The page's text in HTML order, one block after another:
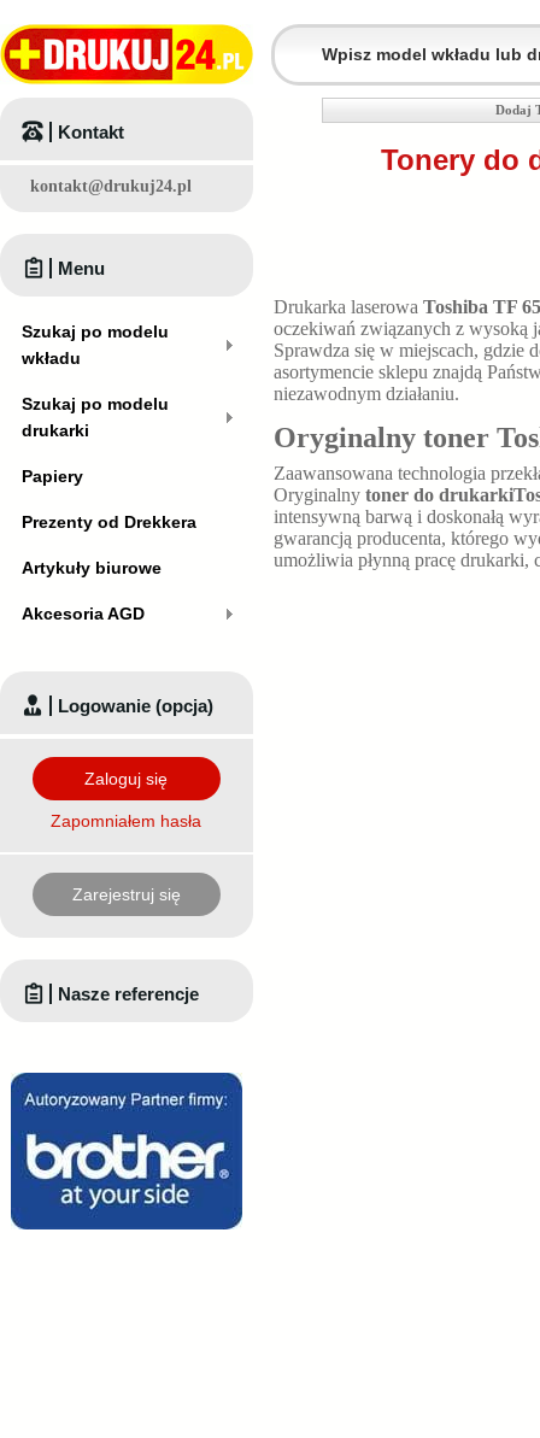
Dodaj
Tonery do
Drukarka laserowa Toshiba TF
oczekiwań związanych z wysoką
Sprawdza się w miejscach, gdzie
asortymencie sklepu znajdą
niezawodnym działaniu.
Oryginalny toner
Zaawansowana technologia
Oryginalny toner do
intensywną barwą i doskonałą
gwarancją producenta, którego
umożliwia płynną pracę drukarki,
Kontakt
kontakt@drukuj24.pl
Menu
Szukaj po modelu
wkładu
Szukaj po modelu
drukarki
Papiery
Prezenty od Drekkera
Artykuły biurowe
Akcesoria AGD
Logowanie (opcja)
Zaloguj się
Zapomniałem hasła
Zarejestruj się
Nasze referencje